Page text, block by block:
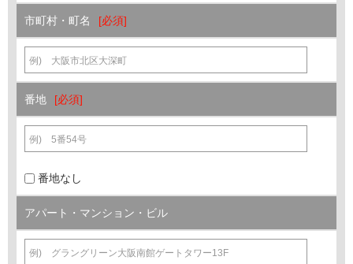
市町村・町名
番地
番地なし
アパート・ マンション・ビル